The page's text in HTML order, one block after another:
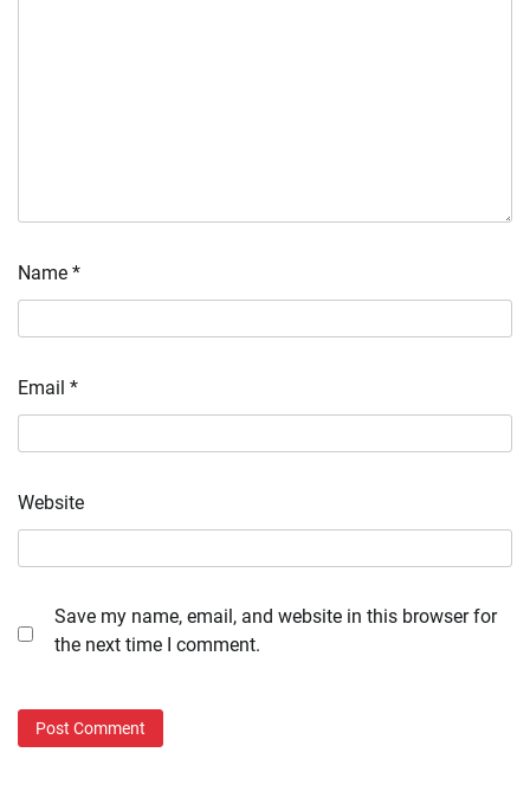
Name *
Email *
Website
Save my name, email, and website in this browser for
the next time I comment.